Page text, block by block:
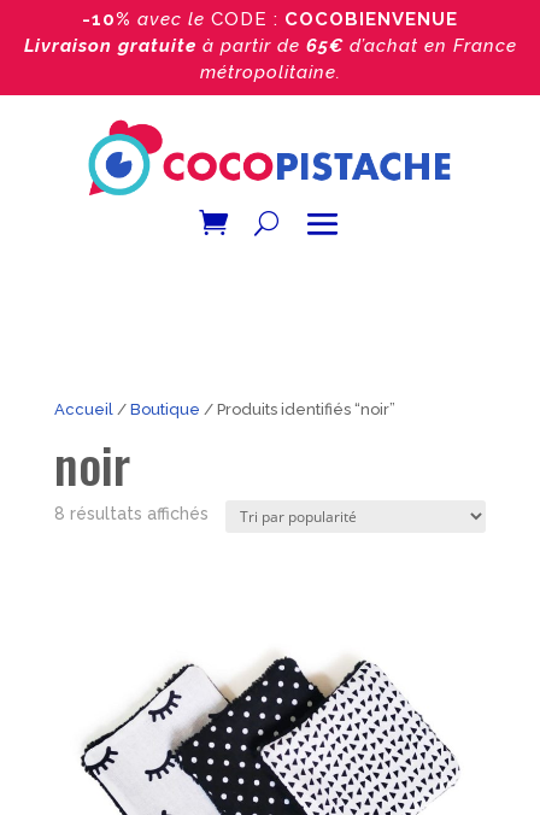
-10% avec le CODE : COCOBIENVENUE
Livraison gratuite à partir de 65€ d’achat en France
métropolitaine.
Accueil/ Boutique / Produits identifiés “noir”
noir
8 résultats affichésTrié